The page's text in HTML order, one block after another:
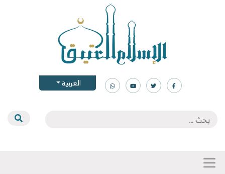
العربية